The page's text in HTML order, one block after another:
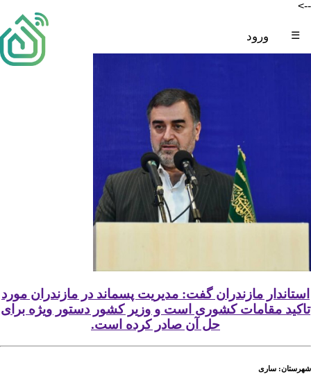
-->
ورود ☰
استاندار مازندران گفت: مدیریت پسماند در مازندران مورد
تاکید مقامات کشوری است و وزیر کشور دستور ویژه برای
حل آن صادر کرده است.
شهرستان: ساری